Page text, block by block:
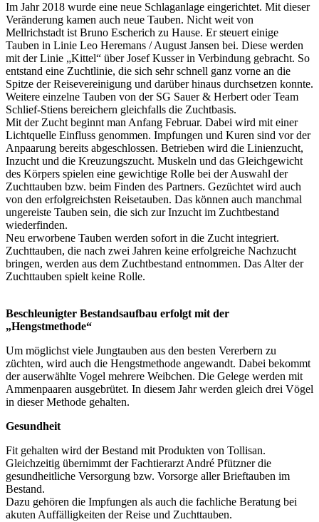
Im Jahr 2018 wurde eine neue Schlaganlage eingerichtet. Mit dieser
Veränderung kamen auch neue Tauben. Nicht weit von
Mellrichstadt ist Bruno Escherich zu Hause. Er steuert einige
Tauben in Linie Leo Heremans / August Jansen bei. Diese werden
mit der Linie „Kittel“ über Josef Kusser in Verbindung gebracht. So
entstand eine Zuchtlinie, die sich sehr schnell ganz vorne an die
Spitze der Reisevereinigung und darüber hinaus durchsetzen konnte.
Weitere einzelne Tauben von der SG Sauer & Herbert oder Team
Schlief-Stiens bereichern gleichfalls die Zuchtbasis.
Mit der Zucht beginnt man Anfang Februar. Dabei wird mit einer
Lichtquelle Einfluss genommen. Impfungen und Kuren sind vor der
Anpaarung bereits abgeschlossen. Betrieben wird die Linienzucht,
Inzucht und die Kreuzungszucht. Muskeln und das Gleichgewicht
des Körpers spielen eine gewichtige Rolle bei der Auswahl der
Zuchttauben bzw. beim Finden des Partners. Gezüchtet wird auch
von den erfolgreichsten Reisetauben. Das können auch manchmal
ungereiste Tauben sein, die sich zur Inzucht im Zuchtbestand
wiederfinden.
Neu erworbene Tauben werden sofort in die Zucht integriert.
Zuchttauben, die nach zwei Jahren keine erfolgreiche Nachzucht
bringen, werden aus dem Zuchtbestand entnommen. Das Alter der
Zuchttauben spielt keine Rolle.
Beschleunigter Bestandsaufbau erfolgt mit der
„Hengstmethode“
Um möglichst viele Jungtauben aus den besten Vererbern zu
züchten, wird auch die Hengstmethode angewandt. Dabei bekommt
der auserwählte Vogel mehrere Weibchen. Die Gelege werden mit
Ammenpaaren ausgebrütet. In diesem Jahr werden gleich drei Vögel
in dieser Methode gehalten.
Gesundheit
Fit gehalten wird der Bestand mit Produkten von Tollisan.
Gleichzeitig übernimmt der Fachtierarzt André Pfützner die
gesundheitliche Versorgung bzw. Vorsorge aller Brieftauben im
Bestand.
Dazu gehören die Impfungen als auch die fachliche Beratung bei
akuten Auffälligkeiten der Reise und Zuchttauben.